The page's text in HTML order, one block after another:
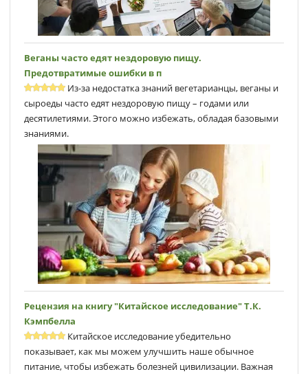
Веганы часто едят нездоровую пищу.
Предотвратимые ошибки в п
Из-за недостатка знаний вегетарианцы, веганы и
сыроеды часто едят нездоровую пищу – годами или
десятилетиями. Этого можно избежать, обладая базовыми
знаниями.
Рецензия на книгу "Китайское исследование" Т.К.
Кэмпбеллa
Китайское исследование убедительно
показывает, как мы можем улучшить наше обычное
питание, чтобы избежать болезней цивилизации. Важная